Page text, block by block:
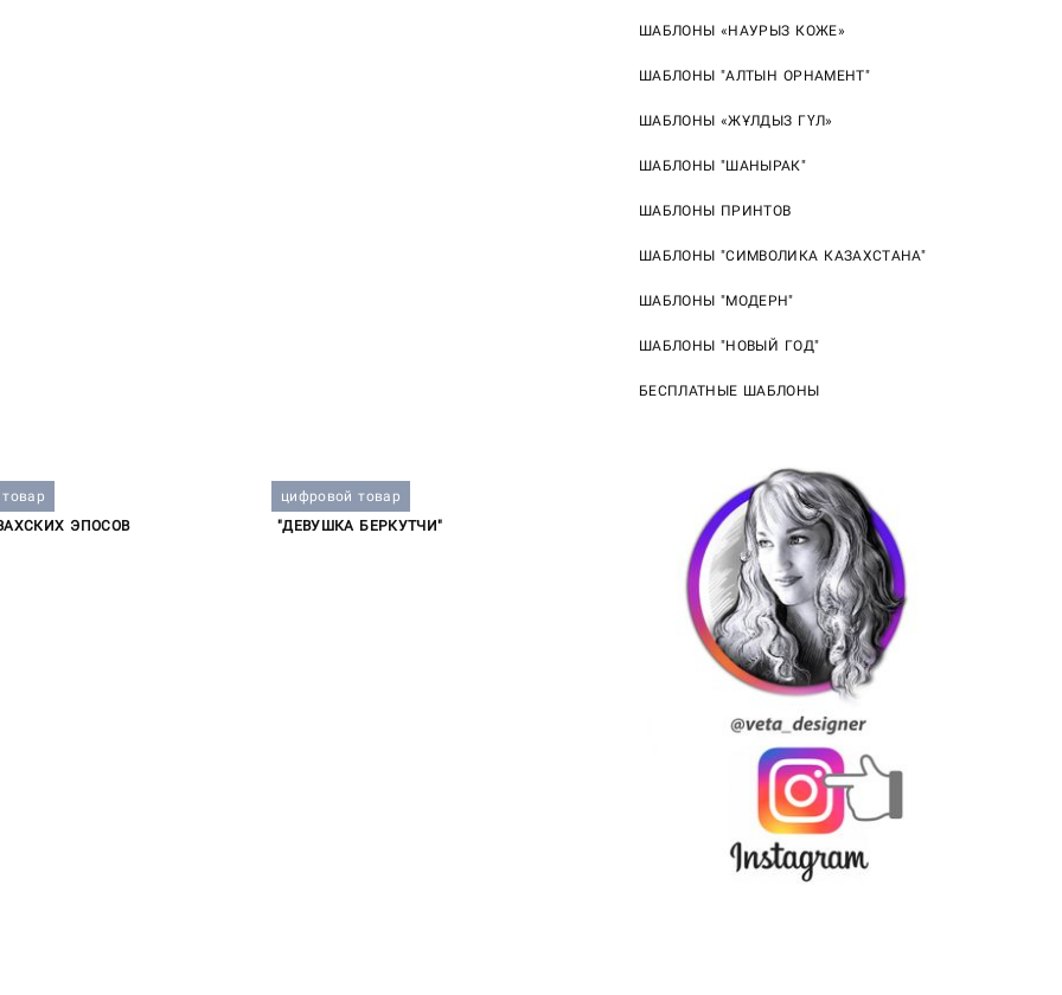
ЭПОСОВ
цифровой товар
"ДЕВУШКА БЕРКУТЧИ"
ШАБЛОНЫ «НАУРЫЗ КОЖЕ»
ШАБЛОНЫ "АЛТЫН ОРНАМЕНТ"
ШАБЛОНЫ «ЖҰЛДЫЗ ГҮЛ»
ШАБЛОНЫ "ШАНЫРАК"
ШАБЛОНЫ ПРИНТОВ
ШАБЛОНЫ "СИМВОЛИКА КАЗАХСТАНА"
ШАБЛОНЫ "МОДЕРН"
ШАБЛОНЫ "НОВЫЙ ГОД"
БЕСПЛАТНЫЕ ШАБЛОНЫ